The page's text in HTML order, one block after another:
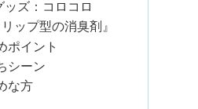
ズ：コロコロ
ップ型の消臭剤』
ポイント
シーン
な方